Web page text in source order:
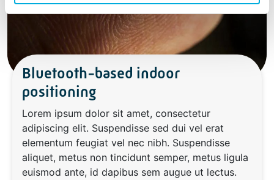
Bluetooth-based indoor
positioning
Lorem ipsum dolor sit amet, consectetur
adipiscing elit. Suspendisse sed dui vel erat
elementum feugiat vel nec nibh. Suspendisse
aliquet, metus non tincidunt semper, metus ligula
euismod ante, id dapibus sem augue ut lectus.